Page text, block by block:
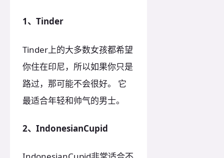
1、Tinder
Tinder上的大多数女孩都希望
你住在印尼，所以如果你只是
路过，那可能不会很好。 它
最适合年轻和帅气的男士。
2、IndonesianCupid